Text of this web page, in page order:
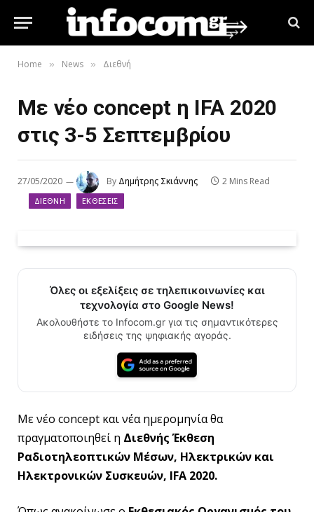
Home » News » Διεθνή
Με νέο concept η IFA 2020
στις 3-5 Σεπτεμβρίου
27/05/2020 By Δημήτρης Σκιάννης 2 Mins Read
ΔΙΕΘΝΉ ΕΚΘΈΣΕΙΣ
Όλες οι εξελίξεις σε τηλεπικοινωνίες και
τεχνολογία στο Google News!
Ακολουθήστε το Infocom.gr για τις σημαντικότερες
ειδήσεις της ψηφιακής αγοράς.
Με νέο concept και νέα ημερομηνία θα
πραγματοποιηθεί η Διεθνής Έκθεση
Ραδιοτηλεοπτικών Μέσων, Ηλεκτρικών και
Ηλεκτρονικών Συσκευών, IFA 2020.